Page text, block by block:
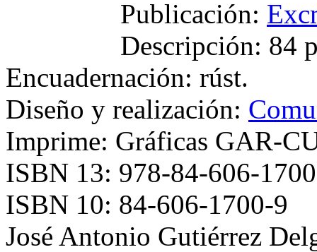
Publicación:
Descripción: 84
Encuadernación: rúst.
Diseño y realización:
Imprime: Gráficas GAR-
ISBN 13: 978-84-606-
ISBN 10: 84-606-1700-9
José Antonio Gutiérrez